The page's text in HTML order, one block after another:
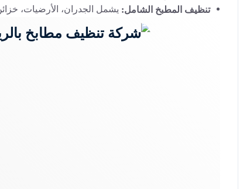
تنظيف المطبخ الشامل: يشمل الجدران، الأرضيات،